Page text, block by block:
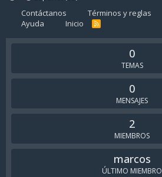
Contáctanos
Términos y reglas
Ayuda
Inicio
R
0
TEMAS
0
MENSAJES
2
MIEMBROS
marcos
ÚLTIMO MIEMBRO